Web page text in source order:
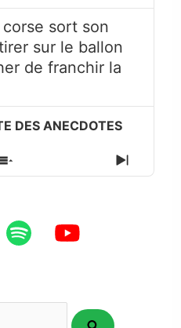
sort son
sur le ballon
de franchir la
Show
Episodes
Next
Episode